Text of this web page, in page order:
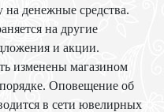
денежные средства.
на другие
и акции.
изменены магазином
Оповещение об
в сети ювелирных